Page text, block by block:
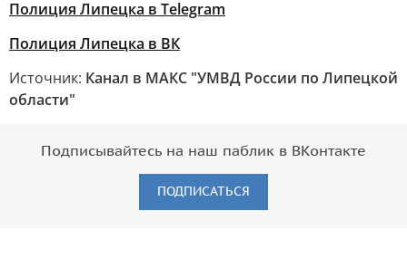
Полиция Липецка в Telegram
Полиция Липецка в ВК
Источник: Канал в МАКС "УМВД России по Липецкой
области"
Подписывайтесь на наш паблик в ВКонтакте
ПОДПИСАТЬСЯ